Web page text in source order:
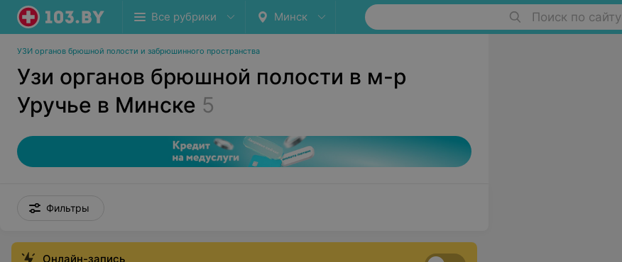
Все рубрики Минск Поиск по сайту
УЗИ органов брюшной полости и забрюшинного пространства
Узи органов брюшной полости в м-р
Уручье в Минске 5
Фильтры
Онлайн-запись